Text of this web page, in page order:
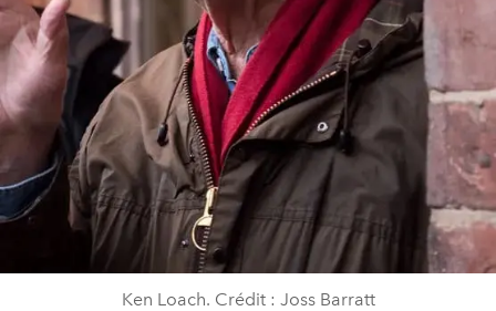
Ken Loach. Crédit : Joss Barratt